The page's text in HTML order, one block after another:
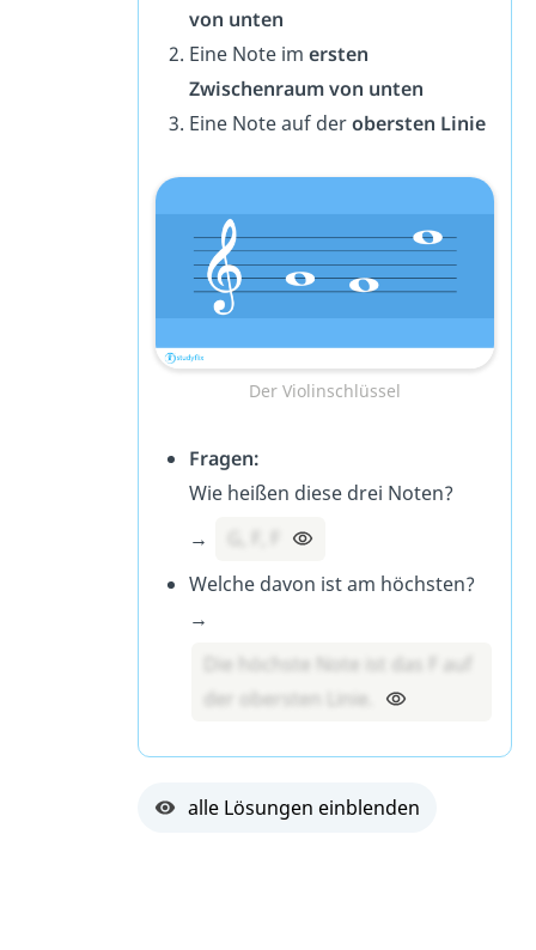
von unten
Eine Note im ersten
Zwischenraum von unten
Eine Note auf derobersten Linie
Der Violinschlüssel
Fragen:
Wie heißen diese drei Noten?
→
Welche davon ist am höchsten?
→
Die höchste Note ist das F auf
der obersten Linie.
alle Lösungen einblenden